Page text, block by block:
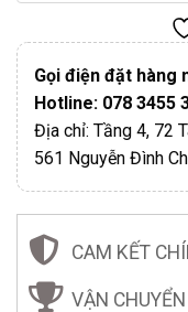
Gọi điện đặt hàng
Hotline: 078 3455
Địa chỉ: Tầng 4, 72
561 Nguyễn Đình
CAM KẾT
VẬN